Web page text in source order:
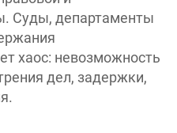
Суды, департаменты
хаос: невозможность
дел, задержки,